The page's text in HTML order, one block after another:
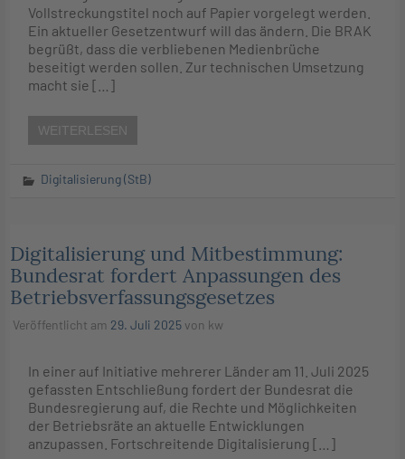
Vollstreckungstitel noch auf Papier vorgelegt werden.
Ein aktueller Gesetzentwurf will das ändern. Die BRAK
begrüßt, dass die verbliebenen Medienbrüche
beseitigt werden sollen. Zur technischen Umsetzung
macht sie […]
WEITERLESEN
Digitalisierung (StB)
Digitalisierung und Mitbestimmung:
Bundesrat fordert Anpassungen des
Betriebsverfassungsgesetzes
Veröffentlicht am 29. Juli 2025von kw
In einer auf Initiative mehrerer Länder am 11. Juli 2025
gefassten Entschließung fordert der Bundesrat die
Bundesregierung auf, die Rechte und Möglichkeiten
der Betriebsräte an aktuelle Entwicklungen
anzupassen. Fortschreitende Digitalisierung […]